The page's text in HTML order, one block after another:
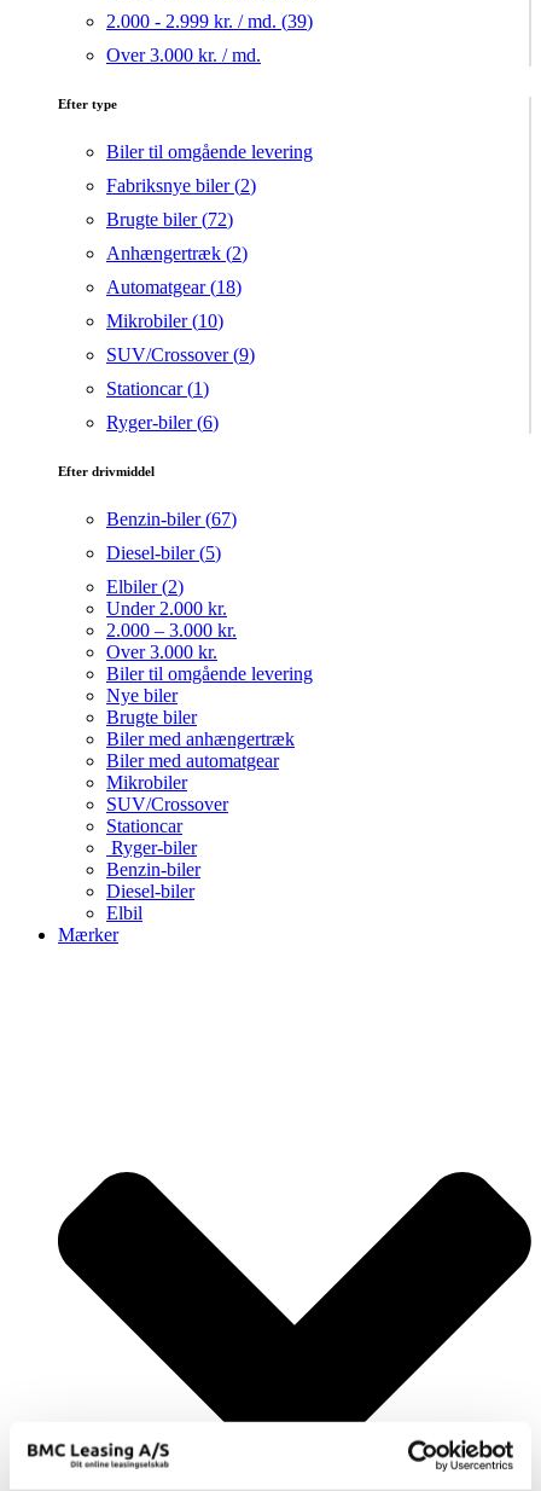
2.000 - 2.999 kr. / md. (39)
Over 3.000 kr. / md.
Efter type
Biler til omgående levering
Fabriksnye biler (2)
Brugte biler (72)
Anhængertræk (2)
Automatgear (18)
Mikrobiler (10)
SUV/Crossover (9)
Stationcar (1)
Ryger-biler (6)
Efter drivmiddel
Benzin-biler (67)
Diesel-biler (5)
Elbiler (2)
Under 2.000 kr.
2.000 – 3.000 kr.
Over 3.000 kr.
Biler til omgående levering
Nye biler
Brugte biler
Biler med anhængertræk
Biler med automatgear
Mikrobiler
SUV/Crossover
Stationcar
Ryger-biler
Benzin-biler
Diesel-biler
Elbil
Mærker